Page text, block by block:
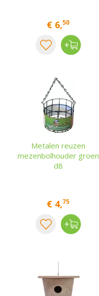
€ 6,50
Metalen reuzen
mezenbolhouder groen
d8
€ 4,75